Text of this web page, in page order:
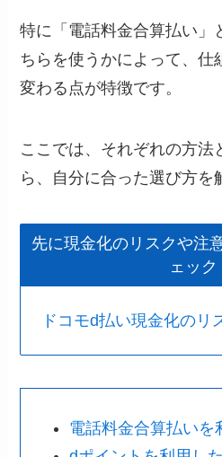
特に「電話料金合算払い」
ちらを使うかによって、仕
変わる点が特徴です。
ここでは、それぞれの方法
ら、自分に合った選び方を
先に現金化のリスクや注
ェック
ドコモd払い現金化のリ
電話料金合算払いを